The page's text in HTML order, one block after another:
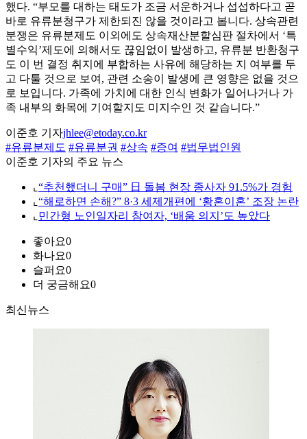
했다. “부모를 대하는 태도가 조금 서운하거나 섭섭하다고 곧
바로 유류분청구가 제한되진 않을 것이라고 봅니다. 상속관련
분쟁은 유류분제도 이외에도 상속재산분할심판 절차에서 ‘특
별수익’제도에 의해서도 끊임없이 발생하고, 유류분 반환청구
도 이 번 결정 취지에 부합하는 사유에 해당하는 지 여부를 두
고 다툴 것으로 보여, 관련 소송이 발생에 큰 영향은 없을 것으
로 보입니다. 가족에 가치에 대한 인식 변화가 일어나거나 가
족 내부의 화목에 기여할지도 미지수인 것 같습니다.”
이준호 기자jhlee@etoday.co.kr
#유류분제도 #유류분권 #상속 #증여 #법무법인원
이준호 기자의 주요 뉴스
⌞ “추천했더니 구매” 日 돌봄 현장 종사자 91.5%가 경험
⌞ “해로하면 손해?” 8·3 세제개편에 ‘황혼이혼’ 조장 논란
⌞ 민간형 노인일자리 참여자, ‘배움 의지’도 높았다
좋아요0
화나요0
슬퍼요0
더 궁금해요0
최신뉴스